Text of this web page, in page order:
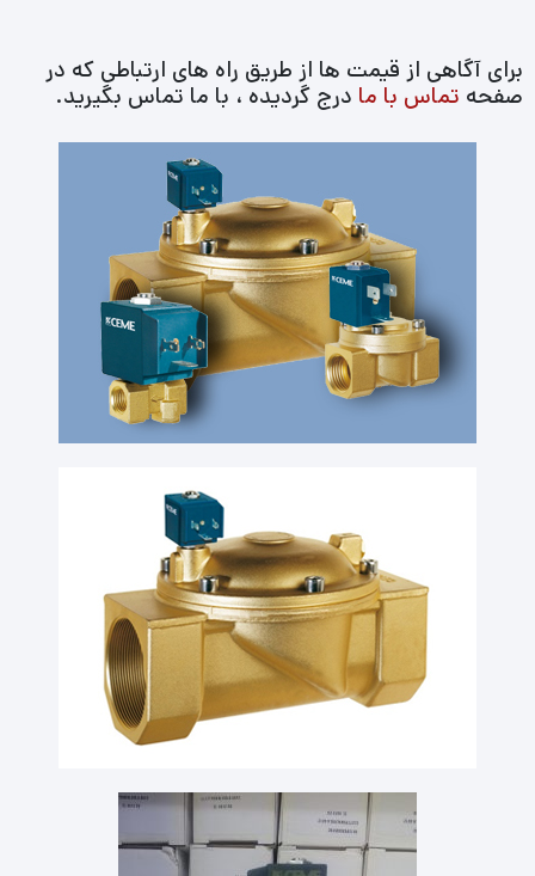
برای آگاهی از قیمت ها از طریق راه های ارتباطی که در
صفحه تماس با ما درج گردیده ، با ما تماس بگیرید.